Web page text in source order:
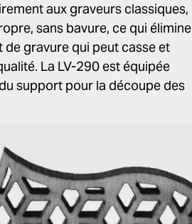
aux graveurs classiques,
sans bavure, ce qui élimine
de gravure qui peut casse et
La LV-290 est équipée
support pour la découpe des